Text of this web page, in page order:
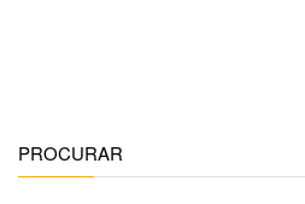
PROCURAR